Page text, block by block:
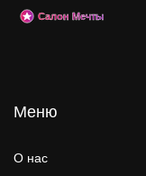
Меню
О нас